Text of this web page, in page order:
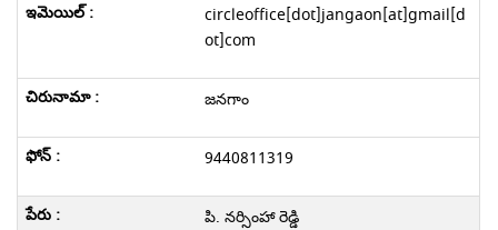
circleoffice[dot]jangaon[at]gmail[d
ot]com
జనగాం
9440811319
పి. నర్సింహా రెడ్డి